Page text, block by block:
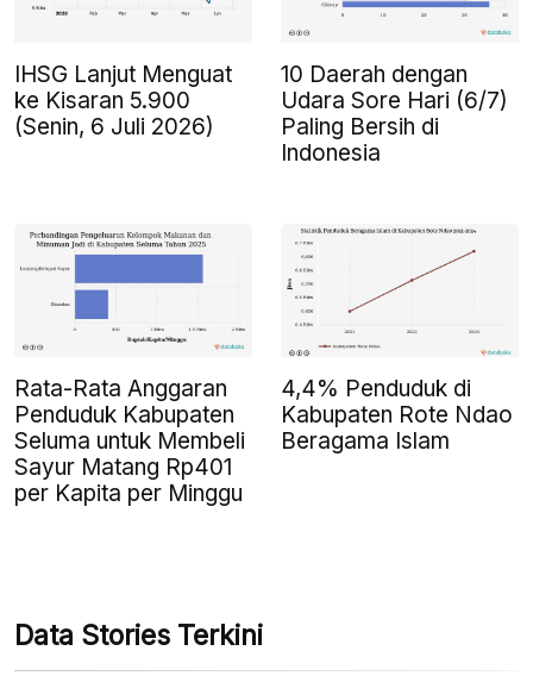
IHSG Lanjut Menguat
ke Kisaran 5.900
(Senin, 6 Juli 2026)
10 Daerah dengan
Udara Sore Hari (6/7)
Paling Bersih di
Indonesia
Rata-Rata Anggaran
Penduduk Kabupaten
Seluma untuk Membeli
Sayur Matang Rp401
per Kapita per Minggu
4,4% Penduduk di
Kabupaten Rote Ndao
Beragama Islam
Data Stories Terkini